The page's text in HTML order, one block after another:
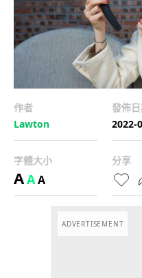
作者
Lawton
發佈
2022-
字體大小
AAA
分享
ADVERTISEMENT